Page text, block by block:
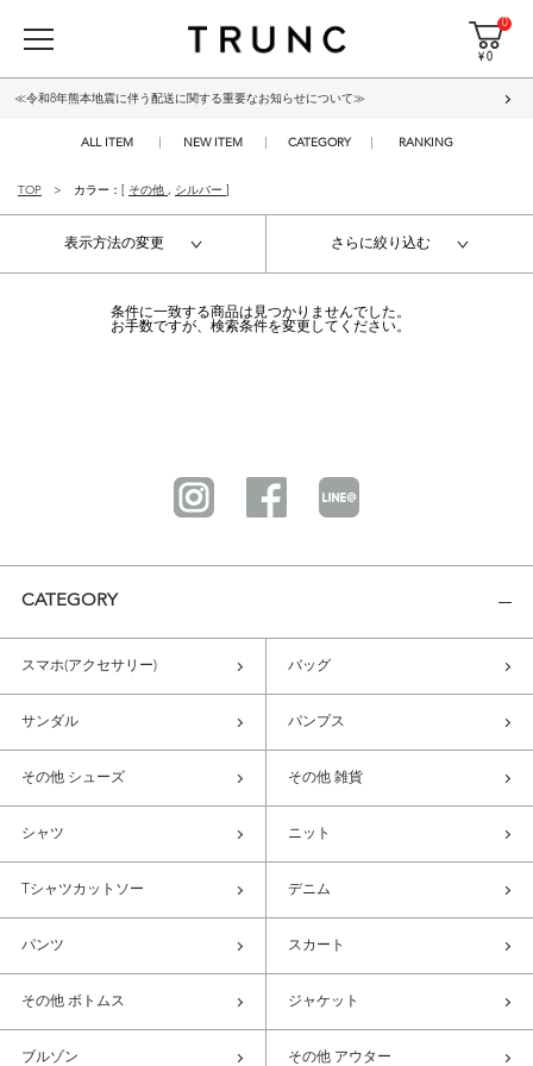
0
¥ 0
≪令和8年熊本地震に伴う配送に関する重要なお知らせについて≫
ALL ITEM NEW ITEM CATEGORY RANKING
TOP カラー：[ その他 , シルバー
表示方法の変更 さらに絞り込む
条件に一致する商品は見つかりませんでした。
お手数ですが、検索条件を変更してください。
CATEGORY
スマホ(アクセサリー) バッグ
サンダル パンプス
その他 シューズ その他 雑貨
シャツ ニット
Tシャツカットソー デニム
パンツ スカート
その他 ボトムス ジャケット
ブルゾン その他 アウター